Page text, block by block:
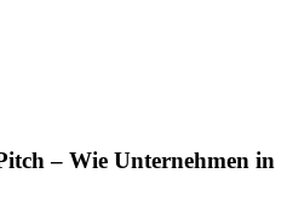
– Wie Unternehmen in